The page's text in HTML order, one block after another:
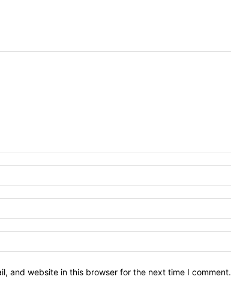
and website in this browser for the next time I comment.